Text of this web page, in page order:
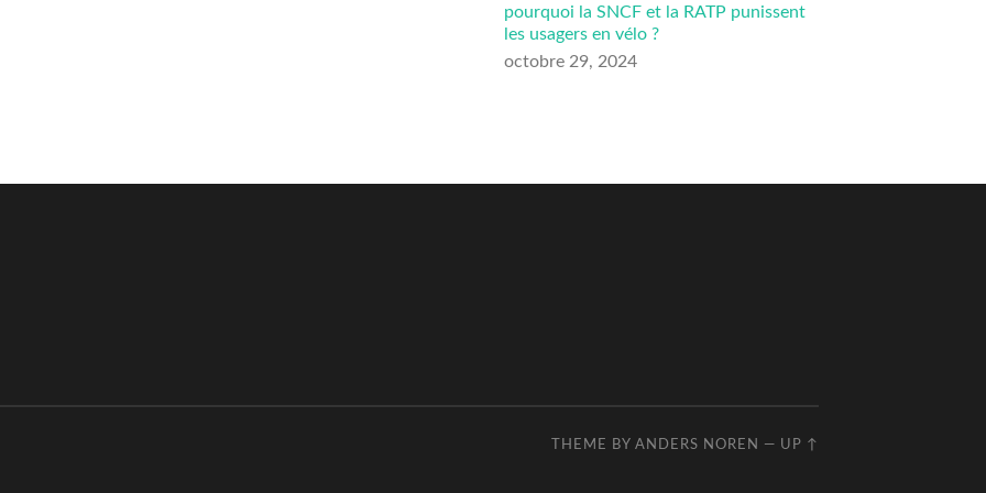
pourquoi la SNCF et la RATP punissent
les usagers en vélo ?
octobre 29, 2024
THEME BY ANDERS NOREN — UP ↑